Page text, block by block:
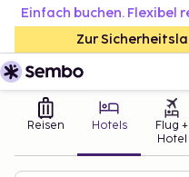
Einfach buchen. Flexibel
Zur
Reisen Hotels
Flug +
Hotel